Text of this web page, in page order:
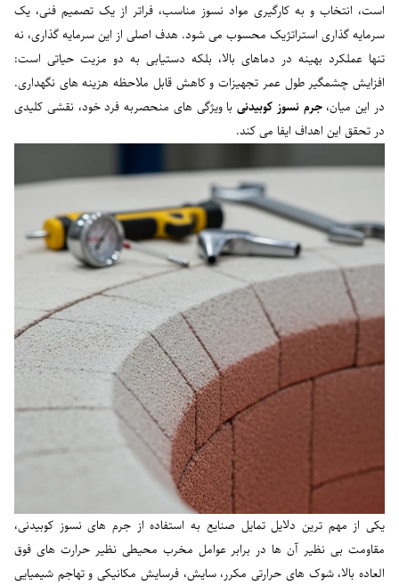
است، انتخاب و به کارگیری مواد نسوز مناسب، فراتر از یک تصمیم فنی، یک
سرمایه گذاری استراتژیک محسوب می شود. هدف اصلی از این سرمایه گذاری، نه
تنها عملکرد بهینه در دماهای بالا، بلکه دستیابی به دو مزیت حیاتی است:
افزایش چشمگیر طول عمر تجهیزات و کاهش قابل ملاحظه هزینه های نگهداری.
در این میان،جرم نسوز کوبیدنیبا ویژگی های منحصربه فرد خود، نقشی کلیدی
در تحقق این اهداف ایفا می کند.
یکی از مهم ترین دلایل تمایل صنایع به استفاده از جرم های نسوز کوبیدنی،
مقاومت بی نظیر آن ها در برابر عوامل مخرب محیطی نظیر حرارت های فوق
العاده بالا، شوک های حرارتی مکرر، سایش، فرسایش مکانیکی و تهاجم شیمیایی